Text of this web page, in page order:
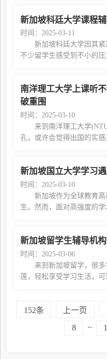
新加坡科廷大学课程
时间：2025-03-11
新加坡科廷大学因其紧
不少留学生感受到不小的
南洋理工大学上课听
破重围
时间：2025-03-10
来到南洋理工大学
孔，或许会觉得出国的实感
新加坡国立大学学习
时间：2025-03-10
新加坡作为全球教育高
生。然而，面对高强度的
新加坡留学生辅导机
时间：2025-03-06
来到新加坡留学，很多
莲，轻松享受学习生活，可
152条 上一页
8 ..